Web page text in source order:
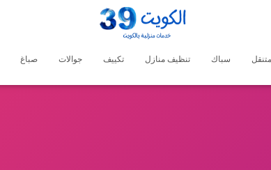
سباك تنظيف منازل تكييف جوالات صباغ